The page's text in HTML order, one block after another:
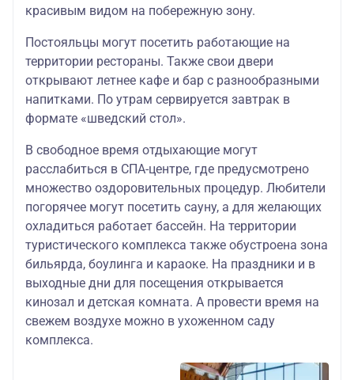
красивым видом на побережную зону.
Постояльцы могут посетить работающие на
территории рестораны. Также свои двери
открывают летнее кафе и бар с разнообразными
напитками. По утрам сервируется завтрак в
формате «шведский стол».
В свободное время отдыхающие могут
расслабиться в СПА-центре, где предусмотрено
множество оздоровительных процедур. Любители
погорячее могут посетить сауну, а для желающих
охладиться работает бассейн. На территории
туристического комплекса также обустроена зона
бильярда, боулинга и караоке. На праздники и в
выходные дни для посещения открывается
кинозал и детская комната. А провести время на
свежем воздухе можно в ухоженном саду
комплекса.